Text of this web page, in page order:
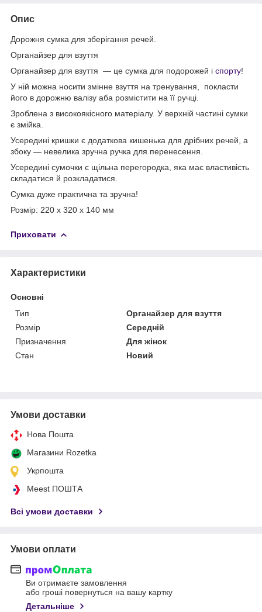
Опис
Дорожня сумка для зберігання речей.
Органайзер для взуття
Органайзер для взуття — це сумка для подорожей і спорту!
У ній можна носити змінне взуття на тренування, покласти
його в дорожню валізу аба розмістити на її ручці.
Зроблена з високоякісного матеріалу. У верхній частині сумки
є змійка.
Усередині кришки є додаткова кишенька для дрібних речей, а
збоку — невелика зручна ручка для перенесення.
Усередині сумочки є щільна перегородка, яка має властивість
складатися й розкладатися.
Сумка дуже практична та зручна!
Розмір: 220 x 320 x 140 мм
Приховати
Характеристики
Основні
Тип
Органайзер для взуття
Розмір
Середній
Призначення
Для жінок
Стан
Новий
Умови доставки
Нова Пошта
Магазини Rozetka
Укрпошта
Meest ПОШТА
Всі умови доставки
Умови оплати
Ви отримаєте замовлення
або гроші повернуться на вашу картку
Детальніше